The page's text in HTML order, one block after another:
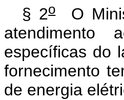
§ 2oO
atendimento
específicas do
fornecimento
de energia